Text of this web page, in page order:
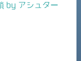
by アシュター